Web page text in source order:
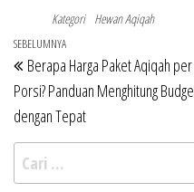
Kategori Hewan Aqiqah
Navigasi
pos
Pos
Sebelumnya
SEBELUMNYA
Berapa Harga Paket Aqiqah per
Porsi? Panduan Menghitung
dengan Tepat
Cari
untuk: